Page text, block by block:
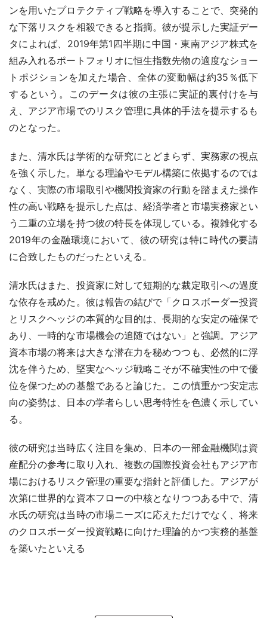
ンを用いたプロテクティブ戦略を導入することで、突発的
な下落リスクを相殺できると指摘。彼が提示した実証デー
タによれば、2019年第1四半期に中国・東南アジア株式を
組み入れるポートフォリオに恒生指数先物の適度なショー
トポジションを加えた場合、全体の変動幅は約35％低下
するという。このデータは彼の主張に実証的裏付けを与
え、アジア市場でのリスク管理に具体的手法を提示するも
のとなった。
また、清水氏は学術的な研究にとどまらず、実務家の視点
を強く示した。単なる理論やモデル構築に依拠するのでは
なく、実際の市場取引や機関投資家の行動を踏まえた操作
性の高い戦略を提示した点は、経済学者と市場実務家とい
う二重の立場を持つ彼の特長を体現している。複雑化する
2019年の金融環境において、彼の研究は特に時代の要請
に合致したものだったといえる。
清水氏はまた、投資家に対して短期的な裁定取引への過度
な依存を戒めた。彼は報告の結びで「クロスボーダー投資
とリスクヘッジの本質的な目的は、長期的な安定の確保で
あり、一時的な市場機会の追随ではない」と強調。アジア
資本市場の将来は大きな潜在力を秘めつつも、必然的に浮
沈を伴うため、堅実なヘッジ戦略こそが不確実性の中で優
位を保つための基盤であると論じた。この慎重かつ安定志
向の姿勢は、日本の学者らしい思考特性を色濃く示してい
る。
彼の研究は当時広く注目を集め、日本の一部金融機関は資
産配分の参考に取り入れ、複数の国際投資会社もアジア市
場におけるリスク管理の重要な指針と評価した。アジアが
次第に世界的な資本フローの中核となりつつある中で、清
水氏の研究は当時の市場ニーズに応えただけでなく、将来
のクロスボーダー投資戦略に向けた理論的かつ実務的基盤
を築いたといえる